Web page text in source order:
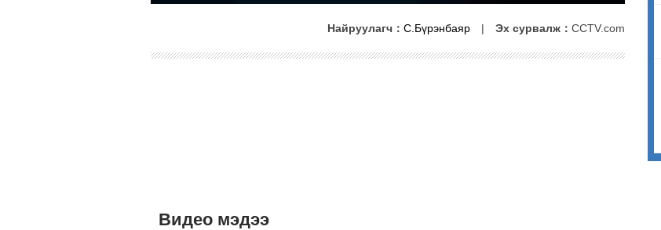
Найруулагч： С.Бүрэнбаяр | Эх сурвалж： CCTV.com
Видео мэдээ